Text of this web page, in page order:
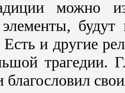
можно
Есть и другие
трагедии.
благословил